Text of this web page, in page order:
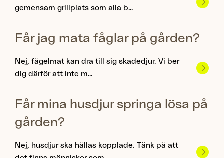
gemensam grillplats som alla b…
Får jag mata fåglar på gården?
Nej, fågelmat kan dra till sig skadedjur. Vi ber
dig därför att inte m…
Får mina husdjur springa lösa på
gården?
Nej, husdjur ska hållas kopplade. Tänk på att